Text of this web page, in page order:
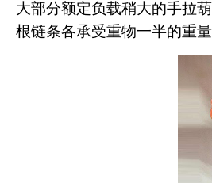
大部分额定负载稍大的手拉
根链条各承受重物一半的重量